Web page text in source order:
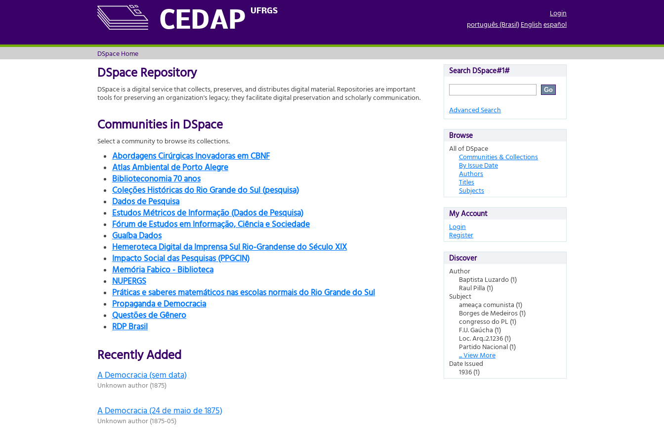
CEDAP UFRGS
DSpace Home
Login
português (Brasil)Englishespañol
DSpace Home
DSpace Repository
DSpace is a digital service that collects, preserves, and distributes digital material. Repositories are important
tools for preserving an organization's legacy; they facilitate digital preservation and scholarly communication.
Communities in DSpace
Select a community to browse its collections.
Abordagens Cirúrgicas Inovadoras em CBNF
Atlas Ambiental de Porto Alegre
Biblioteconomia 70 anos
Coleções Históricas do Rio Grande do Sul (pesquisa)
Dados de Pesquisa
Estudos Métricos de Informação (Dados de Pesquisa)
Fórum de Estudos em Informação, Ciência e Sociedade
Guaíba Dados
Hemeroteca Digital da Imprensa Sul Rio-Grandense do Século XIX
Impacto Social das Pesquisas (PPGCIN)
Memória Fabico - Biblioteca
NUPERGS
Práticas e saberes matemáticos nas escolas normais do Rio Grande do Sul
Propaganda e Democracia
Questões de Gênero
RDP Brasil
Recently Added
A Democracia (sem data)
Unknown author(1875)
A Democracia (24 de maio de 1875)
Unknown author(1875-05)
Search DSpace#1#
Advanced Search
Browse
All of DSpace
Communities & Collections
By Issue Date
Authors
Titles
Subjects
My Account
Login
Register
Discover
Author
Baptista Luzardo (1)
Raul Pilla (1)
Subject
ameaça comunista (1)
Borges de Medeiros (1)
congresso do PL (1)
F.U. Gaúcha (1)
Loc. Arq.:2.1236 (1)
Partido Nacional (1)
... View More
Date Issued
1936 (1)